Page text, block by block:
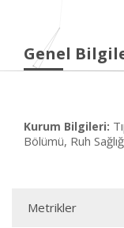
Genel
Kurum Bilgileri:
Bölümü, Ruh
Metrikler